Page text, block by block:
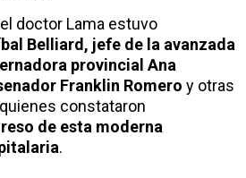
doctor Lama estuvo
Belliard, jefe de la avanzada
provincial Ana
Franklin Romero y otras
constataron
de esta moderna
.